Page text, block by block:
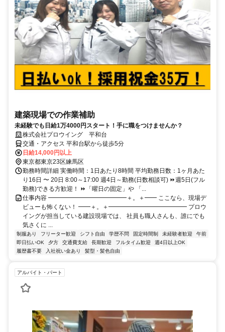
建築現場での作業補助
未経験でも日給1万4000円スタート！手に職をつけませんか？
株式会社プロウイング 平和台
交通・アクセス 平和台駅から徒歩5分
日給14,000円以上
東京都東京23区練馬区
勤務時間詳細 実働時間：1日あたり8時間 平均勤務日数：1ヶ月あた
り16日 〜 20日 8:00～17:00 週4日～勤務(日数相談可) ⏩週5日(フル
勤務)できる方歓迎！ ⏩「曜日の固定」や 「...
仕事内容 ━━━━━━━━━━━━━＋。＋━━ ここなら、現場デ
ビューも怖くない！ ━━＋。＋━━━━━━━━━━━━━ プロウ
イングが担当している建設現場では、 社員も職人さんも、誰にでも
気さくに ...
制服あり フリーター歓迎 シフト自由 学歴不問 固定時間制 未経験者歓迎
午前
即日払いOK
夕方 交通費支給 長期歓迎 フルタイム歓迎
週4日以上OK
履歴書不要
入社祝い金あり 髪型・髪色自由
アルバイト・パート